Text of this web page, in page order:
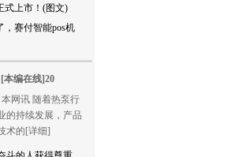
式上市！(图文)
，赛付智能pos机
[本编在线]20
本网讯 随着热泵行
的持续发展，产品
术的 [详细]